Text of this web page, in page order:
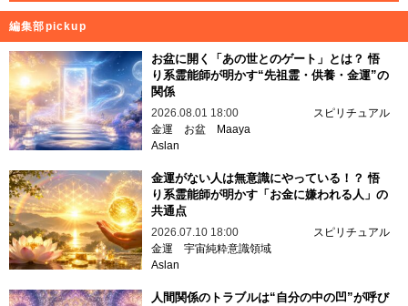
編集部pickup
お盆に開く「あの世とのゲート」とは？ 悟
り系霊能師が明かす“先祖霊・供養・金運”の
関係
2026.08.01 18:00
スピリチュアル
金運
お盆
Maaya
Aslan
金運がない人は無意識にやっている！？ 悟
り系霊能師が明かす「お金に嫌われる人」の
共通点
2026.07.10 18:00
スピリチュアル
金運 宇宙純粋意識領域
Aslan
人間関係のトラブルは“自分の中の凹”が呼び